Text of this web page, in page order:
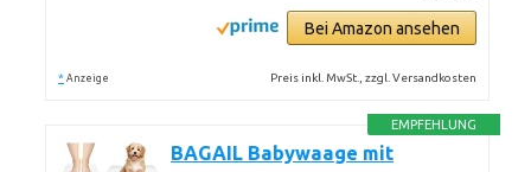
Bei Amazon ansehen
* Anzeige Preis inkl. MwSt., zzgl. Versandkosten
EMPFEHLUNG
BAGAIL Babywaage mit